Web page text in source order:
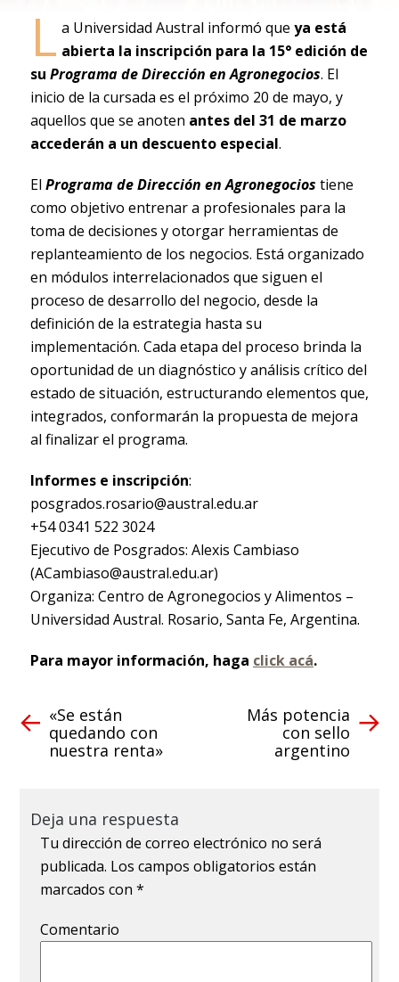
L a Universidad Austral informó que ya está
abierta la inscripción para la 15° edición de
su Programa de Dirección en Agronegocios. El
inicio de la cursada es el próximo 20 de mayo, y
aquellos que se anoten antes del 31 de marzo
accederán a un descuento especial.
El Programa de Dirección en Agronegocios tiene
como objetivo entrenar a profesionales para la
toma de decisiones y otorgar herramientas de
replanteamiento de los negocios. Está organizado
en módulos interrelacionados que siguen el
proceso de desarrollo del negocio, desde la
definición de la estrategia hasta su
implementación. Cada etapa del proceso brinda la
oportunidad de un diagnóstico y análisis crítico del
estado de situación, estructurando elementos que,
integrados, conformarán la propuesta de mejora
al finalizar el programa.
Informes e inscripción:
posgrados.rosario@austral.edu.ar
+54 0341 522 3024
Ejecutivo de Posgrados: Alexis Cambiaso
(ACambiaso@austral.edu.ar)
Organiza: Centro de Agronegocios y Alimentos –
Universidad Austral. Rosario, Santa Fe, Argentina.
Para mayor información, haga click acá.
«Se están
quedando con
nuestra renta»
Más potencia
con sello
argentino
Deja una respuesta
Tu dirección de correo electrónico no será
publicada. Los campos obligatorios están
marcados con*
Comentario